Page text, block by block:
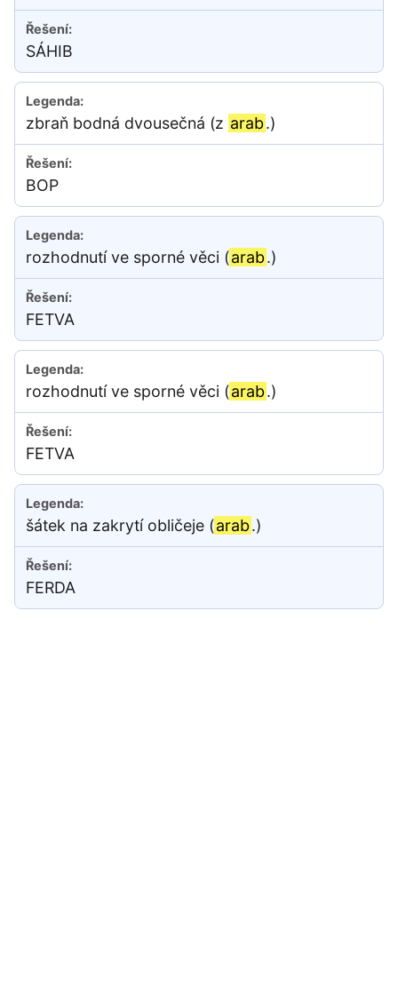
SÁHIB
zbraň bodná dvousečná (z arab.)
BOP
rozhodnutí ve sporné věci (arab.)
FETVA
rozhodnutí ve sporné věci (arab.)
FETVA
šátek na zakrytí obličeje (arab.)
FERDA